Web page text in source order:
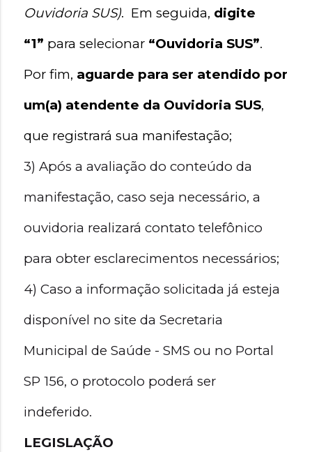
Ouvidoria SUS).  Em seguida, digite
“1” para selecionar “Ouvidoria SUS”.
Por fim, aguarde para ser atendido por
um(a) atendente da Ouvidoria SUS,
que registrará sua manifestação;
3) Após a avaliação do conteúdo da
manifestação, caso seja necessário, a
ouvidoria realizará contato telefônico
para obter esclarecimentos necessários;
4) Caso a informação solicitada já esteja
disponível no site da Secretaria
Municipal de Saúde - SMS ou no Portal
SP 156, o protocolo poderá ser
indeferido.
LEGISLAÇÃO